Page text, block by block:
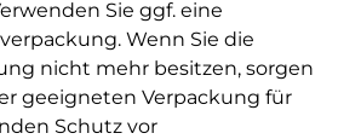
Sie ggf. eine
Wenn Sie die
nicht mehr besitzen, sorgen
geeigneten Verpackung für
Schutz vor